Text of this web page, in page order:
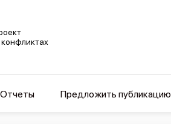
конфликтах
Отчеты Предложить публикацию